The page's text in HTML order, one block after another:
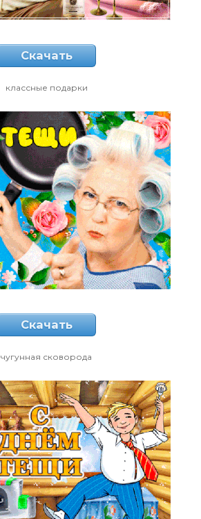
Скачать
классные подарки
Скачать
чугунная сковорода